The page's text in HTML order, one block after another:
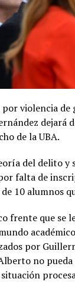
violencia de
dejará
de la UBA.
del delito y
falta de
10 alumnos
frente que se
por
no